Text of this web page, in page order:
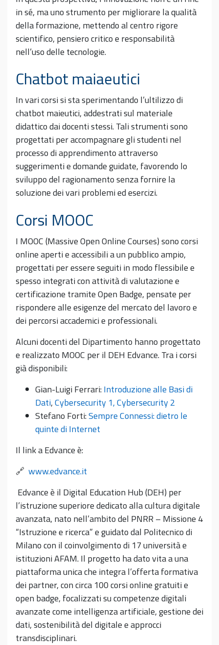
in sé, ma uno strumento per migliorare la qualità
della formazione, mettendo al centro rigore
scientifico, pensiero critico e responsabilità
nell’uso delle tecnologie.
Chatbot maiaeutici
In vari corsi si sta sperimentando l’ultilizzo di
chatbot maieutici, addestrati sul materiale
didattico dai docenti stessi. Tali strumenti sono
progettati per accompagnare gli studenti nel
processo di apprendimento attraverso
suggerimenti e domande guidate, favorendo lo
sviluppo del ragionamento senza fornire la
soluzione dei vari problemi ed esercizi.
Corsi MOOC
I MOOC (Massive Open Online Courses) sono corsi
online aperti e accessibili a un pubblico ampio,
progettati per essere seguiti in modo flessibile e
spesso integrati con attività di valutazione e
certificazione tramite Open Badge, pensate per
rispondere alle esigenze del mercato del lavoro e
dei percorsi accademici e professionali.
Alcuni docenti del Dipartimento hanno progettato
e realizzato MOOC per il DEH Edvance. Tra i corsi
già disponibili:
Gian-Luigi Ferrari:Introduzione alle Basi di
Dati,Cybersecurity 1,Cybersecurity 2
Stefano Forti:Sempre Connessi: dietro le
quinte di Internet
Il link a Edvance è:
🔗 www.edvance.it
Edvance è il Digital Education Hub (DEH) per
l’istruzione superiore dedicato alla cultura digitale
avanzata, nato nell’ambito del PNRR – Missione 4
“Istruzione e ricerca” e guidato dal Politecnico di
Milano con il coinvolgimento di 17 università e
istituzioni AFAM. Il progetto ha dato vita a una
piattaforma unica che integra l’offerta formativa
dei partner, con circa 100 corsi online gratuiti e
open badge, focalizzati su competenze digitali
avanzate come intelligenza artificiale, gestione dei
dati, sostenibilità del digitale e approcci
transdisciplinari.